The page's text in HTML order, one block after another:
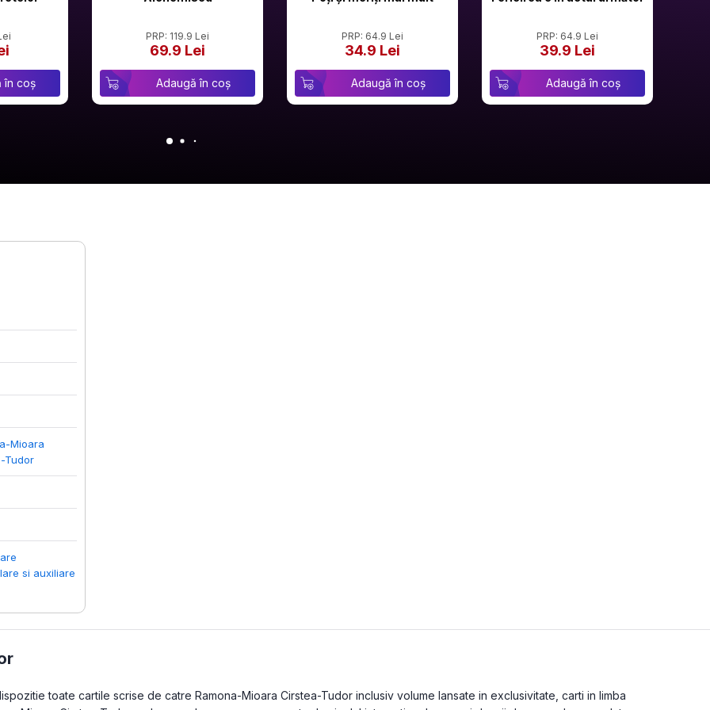
în coș
PRP: 119.9 Lei
69.9 Lei
Adaugă în coș
PRP: 64.9 Lei
34.9 Lei
Adaugă în coș
PRP: 64.9 Lei
39.9 Lei
Adaugă în coș
Mioara
Tudor
si auxiliare
toate cartile scrise de catre Ramona-Mioara Cirstea-Tudor inclusiv volume lansate in exclusivitate, carti in limba